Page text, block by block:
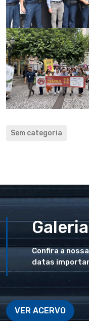
Sem categoria
Confira a
datas
VER ACERVO